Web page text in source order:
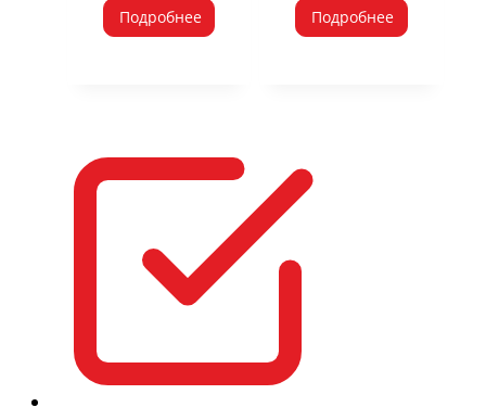
Подробнее Подробнее